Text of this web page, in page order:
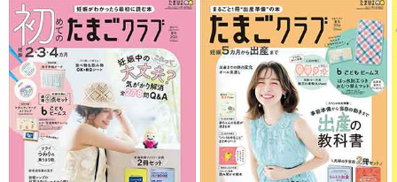
く、びっくりしてしまうようなものが冷凍食品
として販売されているのです。口コミサイト
『ウィメンズパーク』のママたちがびっくりし
た冷凍食品、人におすすめしたい冷凍食品につ
いて聞いてみました。
コロナ禍でどれだけ冷凍食品に助けられたかわかりません。春は
新商品の時期なのですね、ママと山本純子さんのオススメの冷凍
食品をチェックしてみませんか。
（構成/酒井範子）
※文中のコメントは「ウィメンズパーク」(2022年1月末まで)の投
稿を再編集したものです。
※記事の内容は記事執筆当時の情報であり、現在と異なる場合が